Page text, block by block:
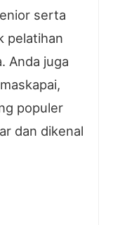
serta
pelatihan
Anda juga
populer
dan dikenal